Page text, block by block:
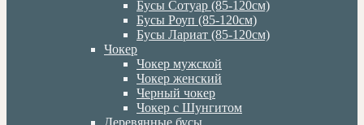
Бусы Сотуар (85-120см)
Бусы Роуп (85-120см)
Бусы Лариат (85-120см)
Чокер
Чокер мужской
Чокер женский
Черный чокер
Чокер с Шунгитом
Деревянные бусы